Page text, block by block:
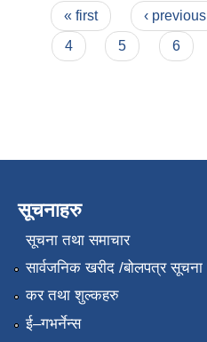
Pages
« first ‹ previous
4
5 6
सूचनाहरु
सूचना तथा समाचार
सार्वजनिक खरीद /बोलपत्र सूचना
कर तथा शुल्कहरु
ई–गभर्नेन्स